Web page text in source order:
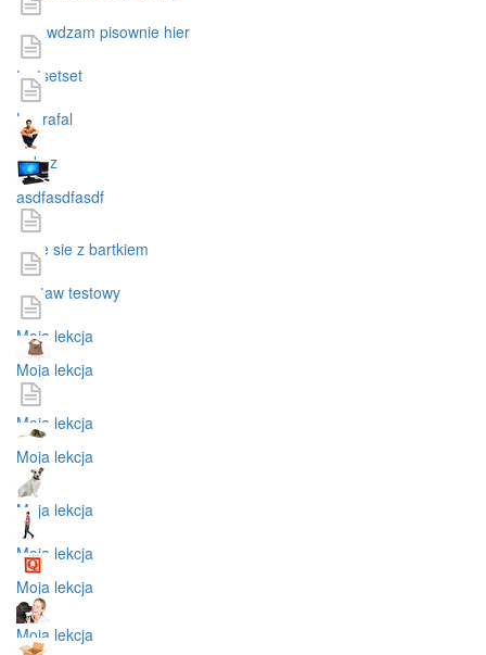
sprawdzam pisownie hier
testsetset
Laurafal
pokaz
asdfasdfasdf
ucze sie z bartkiem
zestaw testowy
Moja lekcja
Moja lekcja
Moja lekcja
Moja lekcja
Moja lekcja
Moja lekcja
Moja lekcja
Moja lekcja